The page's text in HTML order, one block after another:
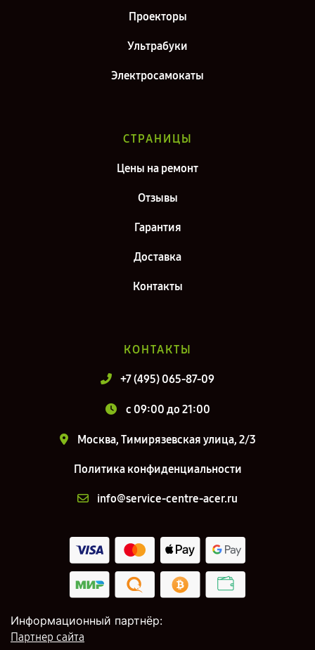
Проекторы
Ультрабуки
Электросамокаты
СТРАНИЦЫ
Цены на ремонт
Отзывы
Гарантия
Доставка
Контакты
КОНТАКТЫ
+7 (495) 065-87-09
c 09:00 до 21:00
Москва, Тимирязевская улица, 2/3
Политика конфиденциальности
info@service-centre-acer.ru
Информационный партнёр:
Партнер сайта